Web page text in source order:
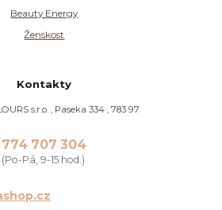
Beauty Energy
Ženskost
Kontakty
s.r.o. , Paseka 334 , 783 97
774 707 304
(Po-Pá, 9-15 hod.)